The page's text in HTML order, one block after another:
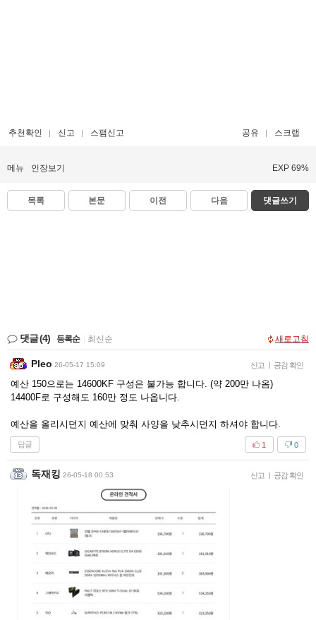
추천확인 신고 스팸신고 공유 스크랩
메뉴 인장보기 EXP 69%
목록 본문 이전 다음 댓글쓰기
댓글(4) 등록순 최신순 새로고침
Pleo 26-05-17 15:09 신고 | 공감 확인
예산 150으로는 14600KF 구성은 불가능 합니다. (약 200만 나옴)
14400F로 구성해도 160만 정도 나옵니다.
예산을 올리시던지 예산에 맞춰 사양을 낮추시던지 하셔야 합니다.
답글 0
1
독재킹 26-05-18 00:53 신고 | 공감 확인